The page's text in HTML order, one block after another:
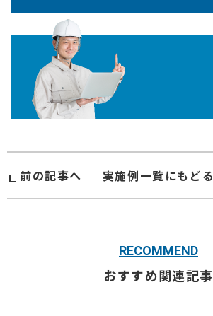
前の記事へ 実施例一覧にもどる
RECOMMEND
おすすめ関連記事